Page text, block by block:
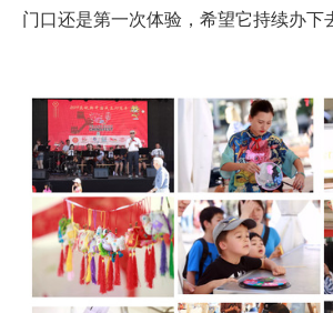
门口还是第一次体验，希望它持续办下